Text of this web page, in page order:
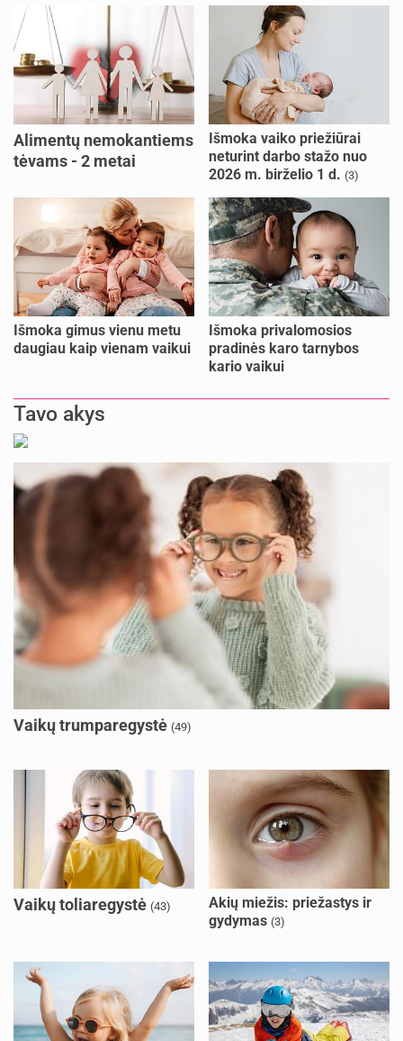
Alimentų nemokantiems
tėvams - 2 metai
Išmoka vaiko priežiūrai
neturint darbo stažo nuo
2026 m. birželio 1 d. (3)
Išmoka gimus vienu metu
daugiau kaip vienam vaikui
Išmoka privalomosios
pradinės karo tarnybos
kario vaikui
Tavo akys
Vaikų trumparegystė (49)
Vaikų toliaregystė (43)
Akių miežis: priežastys ir
gydymas (3)